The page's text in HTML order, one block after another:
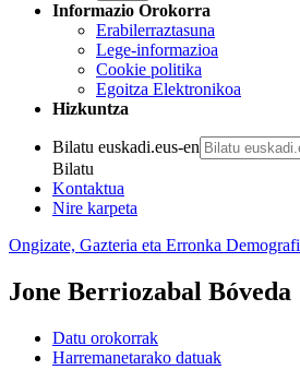
Informazio Orokorra
Erabilerraztasuna
Lege-informazioa
Cookie politika
Egoitza Elektronikoa
Hizkuntza
Bilatu euskadi.eus-en
Bilatu
Kontaktua
Nire karpeta
Ongizate, Gazteria eta Erronka
Jone Berriozabal Bóveda
Datu orokorrak
Harremanetarako datuak